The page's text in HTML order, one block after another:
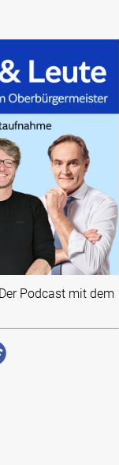
Podcast mit dem